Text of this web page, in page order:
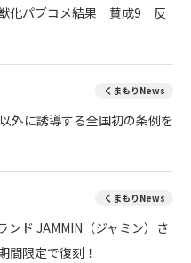
化パブコメ結果 賛成9 反
くまもりNews
に誘導する全国初の条例を
くまもりNews
ンド JAMMIN（ジャミン）さ
間限定で復刻！